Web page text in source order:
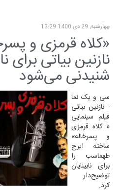
چهارشنبه, 29 دی 1400 13:29
«کلاه قرمزی و
نازنین بیاتی برای
شنیدنی می‌شود
سی و یک نما
- نازنین بیاتی
فیلم سینمایی
« کلاه قرمزی
و پسرخاله»
ساخته ایرج
طهماسب را
برای نابینایان
توضیح‌دار
کرد.